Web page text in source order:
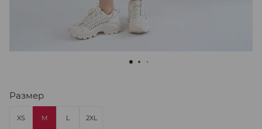
Размер
XS M L 2XL